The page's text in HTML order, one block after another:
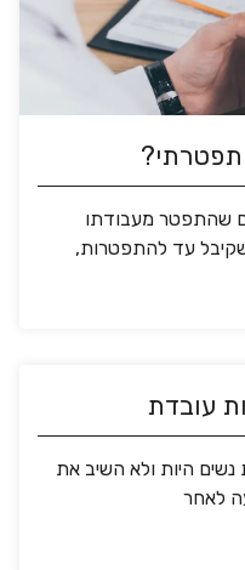
שהתפטר מעבודתו
עד להתפטרות,
עובדת
נשים היות ולא השיב את
לאחר